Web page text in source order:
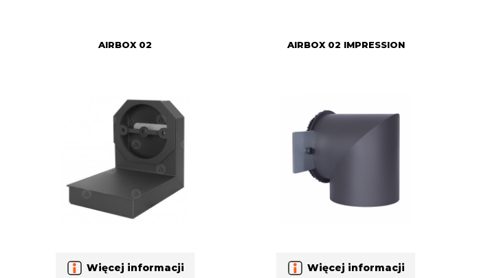
AIRBOX 02
Więcej informacji
AIRBOX 02 IMPRESSION
Więcej informacji